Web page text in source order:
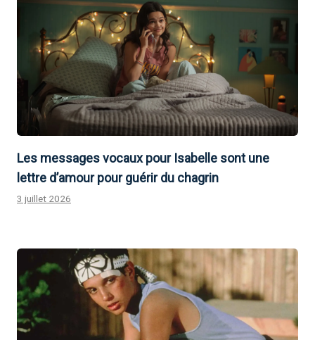
Les messages vocaux pour Isabelle sont une
lettre d’amour pour guérir du chagrin
3 juillet 2026